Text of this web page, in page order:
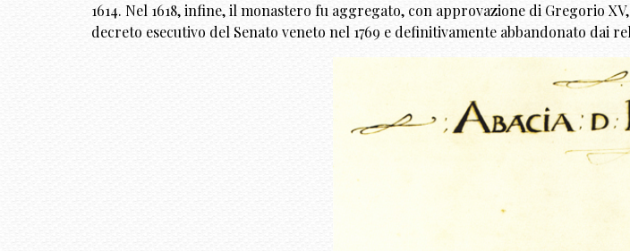
1614. Nel 1618, infine, il monastero fu aggregato, con approvazione di Gregorio
decreto esecutivo del Senato veneto nel 1769 e definitivamente abbandonato dai